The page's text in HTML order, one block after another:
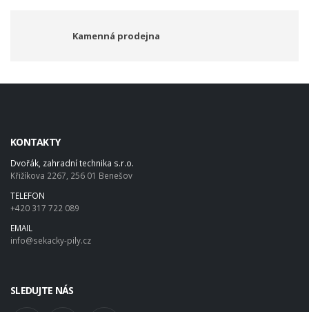
Kamenná prodejna
KONTAKTY
Dvořák, zahradní technika s.r.o.
Křižíkova 2267, 256 01 Benešov
TELEFON
+420 317 722 089
EMAIL
info@sekacky-pily.cz
SLEDUJTE NÁS